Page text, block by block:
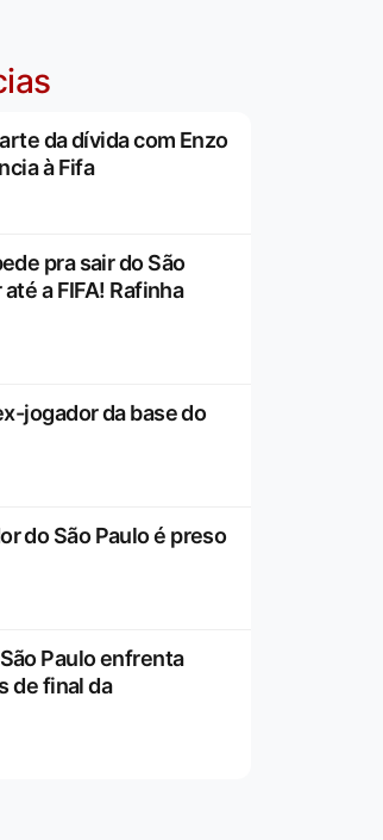
da dívida com Enzo
à Fifa
pra sair do São
a FIFA! Rafinha
jogador da base do
do São Paulo é preso
Paulo enfrenta
de final da